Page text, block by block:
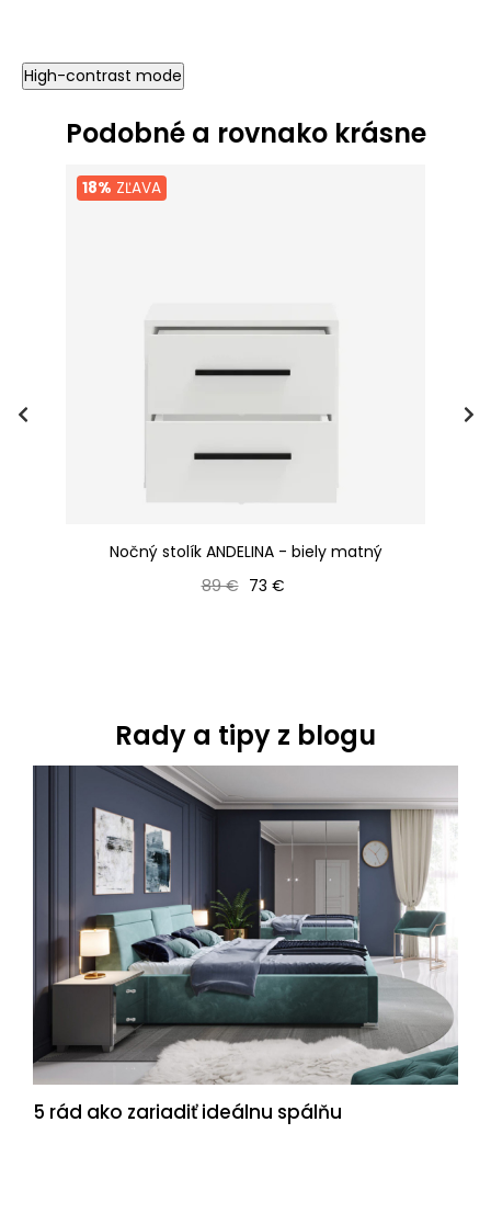
High-contrast mode
Podobné a rovnako krásne
18% ZĽAVA
Nočný stolík ANDELINA - biely matný
Bežná cena
89 € Cena
73 €
Rady a tipy z blogu
5 rád ako zariadiť ideálnu spálňu